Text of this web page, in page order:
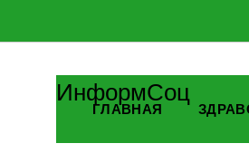
ИнформСоц
ГЛАВНАЯ